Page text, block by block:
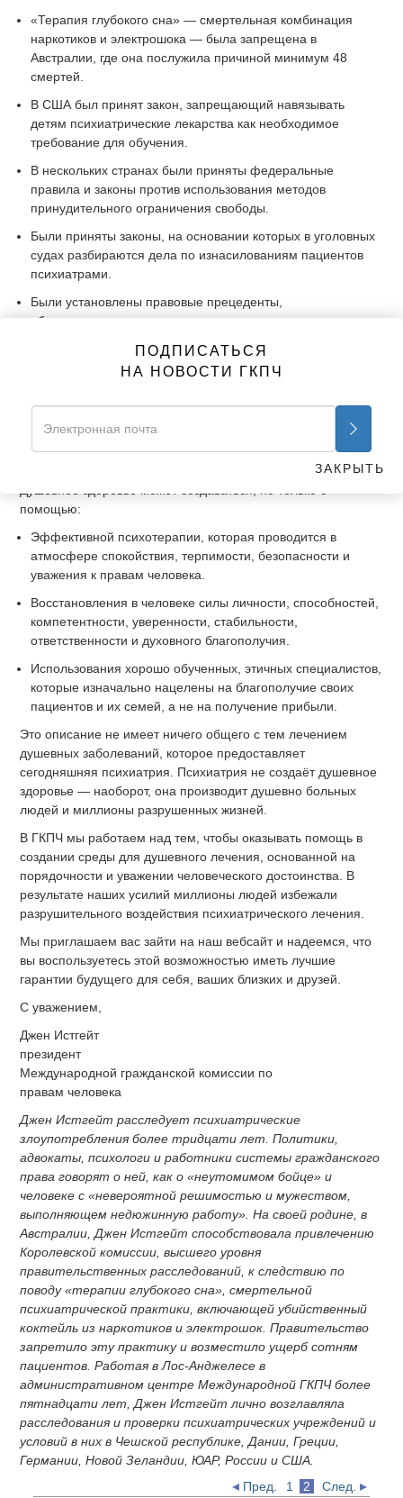
«Терапия глубокого сна» — смертельная комбинация
наркотиков и электрошока — была запрещена в
Австралии, где она послужила причиной минимум 48
смертей.
В США был принят закон, запрещающий навязывать
детям психиатрические лекарства как необходимое
требование для обучения.
В нескольких странах были приняты федеральные
правила и законы против использования методов
принудительного ограничения свободы.
Были приняты законы, на основании которых в уголовных
судах разбираются дела по изнасилованиям пациентов
психиатрами.
Были установлены правовые прецеденты,
обеспечивающие пациентам, в отношении которых
подавать иск в гражданском суде и получать компенсацию
ущерба, нанесённого психиатрическим лечением, которое
Тысячи граждан были освобождены от незаконного
помощью:
Эффективной психотерапии, которая проводится в
атмосфере спокойствия, терпимости, безопасности и
уважения к правам человека.
Восстановления в человеке силы личности, способностей,
компетентности, уверенности, стабильности,
ответственности и духовного благополучия.
Использования хорошо обученных, этичных специалистов,
которые изначально нацелены на благополучие своих
пациентов и их семей, а не на получение прибыли.
Это описание не имеет ничего общего с тем лечением
душевных заболеваний, которое предоставляет
сегодняшняя психиатрия. Психиатрия не создаёт душевное
здоровье — наоборот, она производит душевно больных
людей и миллионы разрушенных жизней.
В ГКПЧ мы работаем над тем, чтобы оказывать помощь в
создании среды для душевного лечения, основанной на
порядочности и уважении человеческого достоинства. В
результате наших усилий миллионы людей избежали
разрушительного воздействия психиатрического лечения.
Мы приглашаем вас зайти на наш вебсайт и надеемся, что
вы воспользуетесь этой возможностью иметь лучшие
гарантии будущего для себя, ваших близких и друзей.
С уважением,
Джен Истгейт
президент
Международной гражданской комиссии по
правам человека
Джен Истгейт расследует психиатрические
злоупотребления более тридцати лет. Политики,
адвокаты, психологи и работники системы гражданского
права говорят о ней, как о «неутомимом бойце» и
человеке с «невероятной решимостью и мужеством,
выполняющем недюжинную работу». На своей родине, в
Австралии, Джен Истгейт способствовала привлечению
Королевской комиссии, высшего уровня
правительственных расследований, к следствию по
поводу «терапии глубокого сна», смертельной
психиатрической практики, включающей убийственный
коктейль из наркотиков и электрошок. Правительство
запретило эту практику и возместило ущерб сотням
пациентов. Работая в Лос-Анджелесе в
административном центре Международной ГКПЧ более
пятнадцати лет, Джен Истгейт лично возглавляла
расследования и проверки психиатрических учреждений и
условий в них в Чешской республике, Дании, Греции,
Германии, Новой Зеландии, ЮАР, России и США.
След.
1 2
Пред.
ПОДПИСАТЬСЯ
НА НОВОСТИ ГКПЧ
ЗАКРЫТЬ